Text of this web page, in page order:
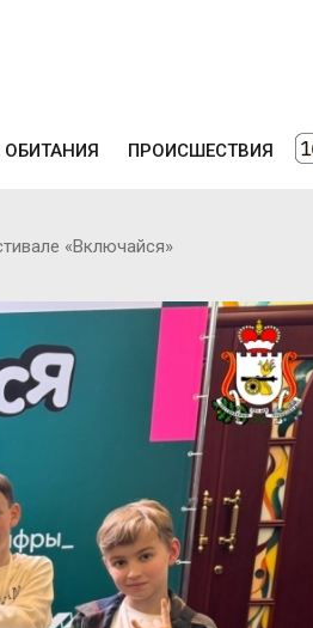
ОБИТАНИЯ ПРОИСШЕСТВИЯ
«Включайся»